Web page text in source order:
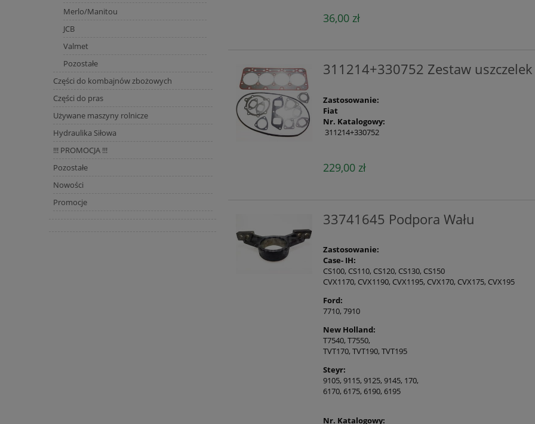
Merlo/Manitou
JCB
Valmet
Pozostałe
Części do kombajnów zbożowych
Części do pras
Używane maszyny rolnicze
Hydraulika Siłowa
!!! PROMOCJA !!!
Pozostałe
Nowości
Promocje
36,00 zł
311214+330752 Zestaw uszczelek
Zastosowanie:
Fiat
Nr. Katalogowy:
311214+330752
229,00 zł
33741645 Podpora Wału
Zastosowanie:
Case- IH:
CS100, CS110, CS120, CS130, CS150
CVX1170, CVX1190, CVX1195, CVX170, CVX175, CVX195
Ford:
7710, 7910
New Holland:
T7540, T7550,
TVT170, TVT190, TVT195
Steyr:
9105, 9115, 9125, 9145, 170,
6170, 6175, 6190, 6195
Nr. Katalogowy: